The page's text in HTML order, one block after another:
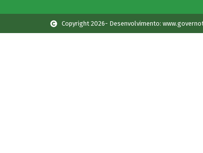
Copyright 2026- Desenvolvimento: